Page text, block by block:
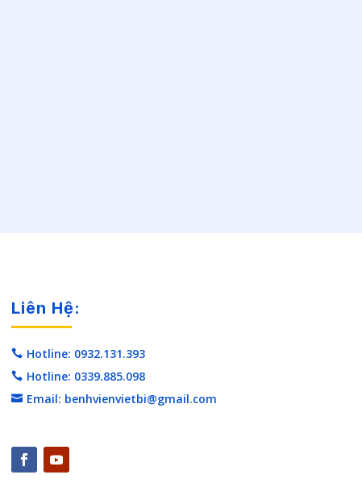
Liên Hệ:
 Hotline: 0932.131.393
 Hotline: 0339.885.098
 Email: benhvienvietbi@gmail.com